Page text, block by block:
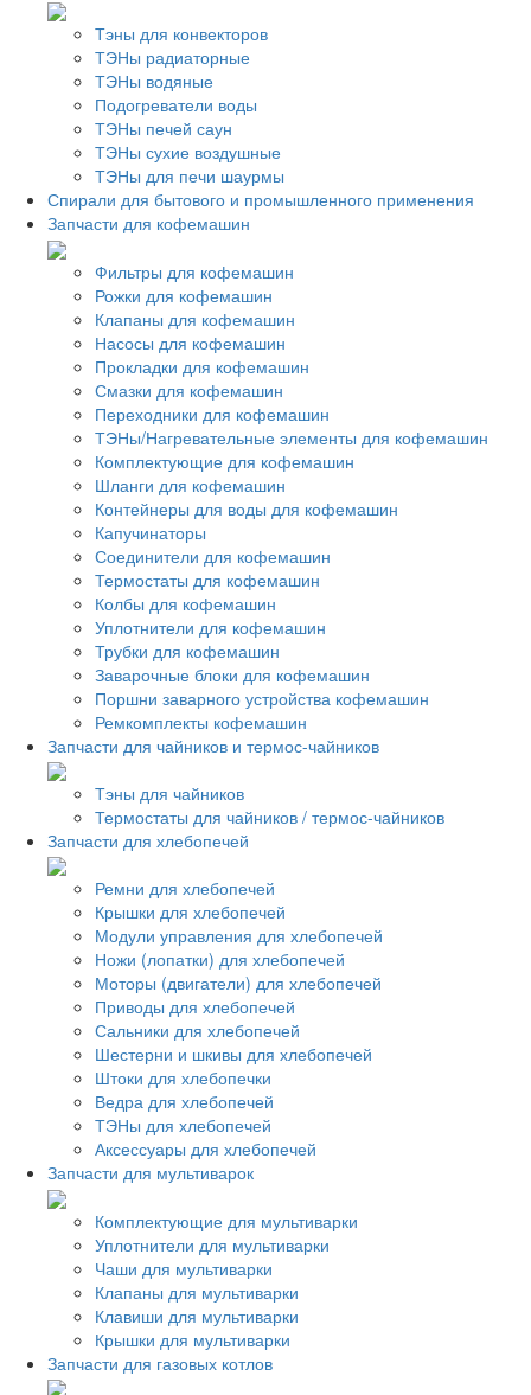
Тэны для конвекторов
ТЭНы радиаторные
ТЭНы водяные
Подогреватели воды
ТЭНы печей саун
ТЭНы сухие воздушные
ТЭНы для печи шаурмы
Спирали для бытового и промышленного применения
Запчасти для кофемашин
Фильтры для кофемашин
Рожки для кофемашин
Клапаны для кофемашин
Насосы для кофемашин
Прокладки для кофемашин
Смазки для кофемашин
Переходники для кофемашин
ТЭНы/Нагревательные элементы для кофемашин
Комплектующие для кофемашин
Шланги для кофемашин
Контейнеры для воды для кофемашин
Капучинаторы
Соединители для кофемашин
Термостаты для кофемашин
Колбы для кофемашин
Уплотнители для кофемашин
Трубки для кофемашин
Заварочные блоки для кофемашин
Поршни заварного устройства кофемашин
Ремкомплекты кофемашин
Запчасти для чайников и термос-чайников
Тэны для чайников
Термостаты для чайников / термос-чайников
Запчасти для хлебопечей
Ремни для хлебопечей
Крышки для хлебопечей
Модули управления для хлебопечей
Ножи (лопатки) для хлебопечей
Моторы (двигатели) для хлебопечей
Приводы для хлебопечей
Сальники для хлебопечей
Шестерни и шкивы для хлебопечей
Штоки для хлебопечки
Ведра для хлебопечей
ТЭНы для хлебопечей
Аксессуары для хлебопечей
Запчасти для мультиварок
Комплектующие для мультиварки
Уплотнители для мультиварки
Чаши для мультиварки
Клапаны для мультиварки
Клавиши для мультиварки
Крышки для мультиварки
Запчасти для газовых котлов